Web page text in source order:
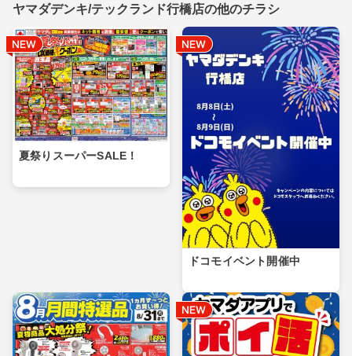
ヤマダデンキ/テックランド行橋店の他のチラシ
夏祭りスーパーSALE！
ドコモイベント開催中